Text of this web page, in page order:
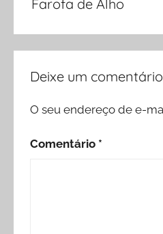
Farofa de Alho
Deixe um comentário
O seu endereço de e-
Comentário *